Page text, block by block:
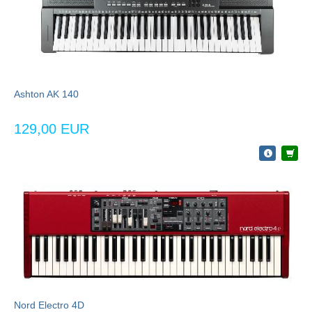
Ashton AK 140
129,00 EUR
Nord Electro 4D